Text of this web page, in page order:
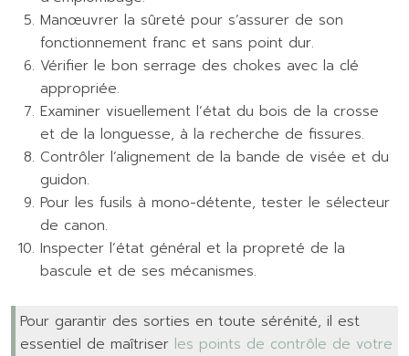
Manœuvrer la sûreté pour s’assurer de son
fonctionnement franc et sans point dur.
Vérifier le bon serrage des chokes avec la clé
appropriée.
Examiner visuellement l’état du bois de la crosse
et de la longuesse, à la recherche de fissures.
Contrôler l’alignement de la bande de visée et du
guidon.
Pour les fusils à mono-détente, tester le sélecteur
de canon.
Inspecter l’état général et la propreté de la
bascule et de ses mécanismes.
Pour garantir des sorties en toute sérénité, il est
essentiel de maîtriser les points de contrôle de votre